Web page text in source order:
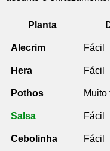
Planta
Alecrim Fácil
Hera Fácil
Pothos Muito
Salsa Fácil
Cebolinha Fácil